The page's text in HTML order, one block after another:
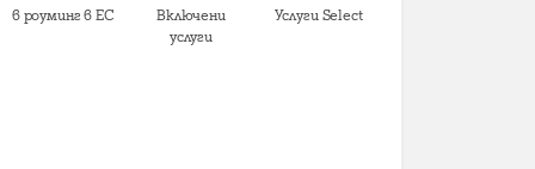
в роуминг в ЕС
Включени
услуги
Услуги Select